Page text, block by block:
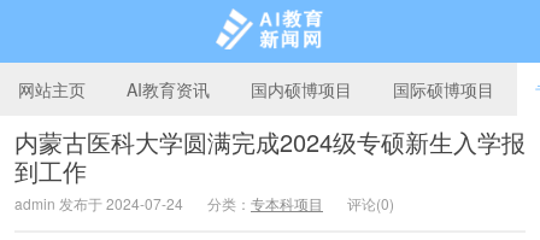
网站主页 AI教育资讯 国内硕博项目 国际硕博项目
内蒙古医科大学圆满完成2024级专硕新生入学报
到工作
admin 发布于 2024-07-24 分类： 专本科项目 评论(0)